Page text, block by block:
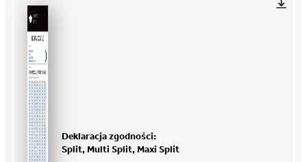
Deklaracja zgodności:
Split, Multi Split, Maxi Split